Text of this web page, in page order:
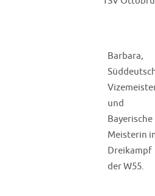
Barbara,
und
Bayerische
Meisterin
Dreikampf
der W55.